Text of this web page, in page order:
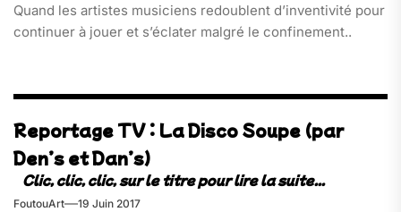
Quand les artistes musiciens redoublent d’inventivité pour
continuer à jouer et s’éclater malgré le confinement..
Reportage TV : La Disco Soupe (par
Den’s et Dan’s)
FoutouArt 19 Juin 2017